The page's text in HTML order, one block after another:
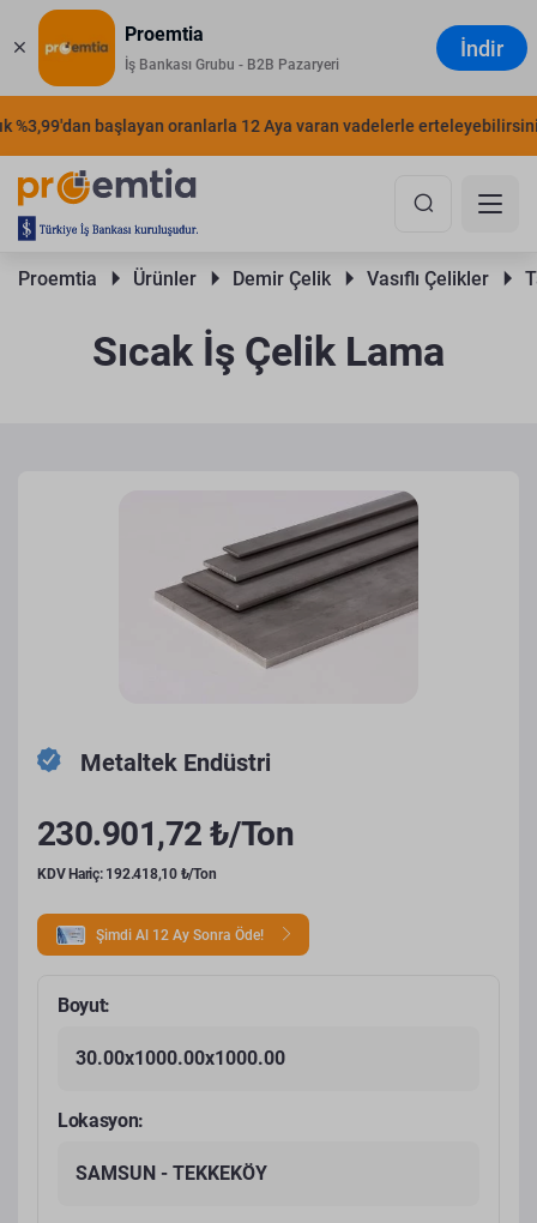
Proemtia
İş Bankası Grubu - B2B Pazaryeri
İndir
başlayan oranlarla 12 Aya varan vadelerle erteleyebilirsiniz.
Proemtia Ürünler Demir Çelik Vasıflı Çelikler
Sıcak İş Çelik Lama
Metaltek Endüstri
230.901,72 ₺/Ton
KDV Hariç: 192.418,10 ₺/Ton
Şimdi Al 12 Ay Sonra Öde!
Boyut:
30.00x1000.00x1000.00
Lokasyon:
SAMSUN - TEKKEKÖY